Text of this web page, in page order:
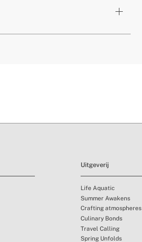
Uitgeverij
Life Aquatic
Summer Awakens
Crafting atmospheres
Culinary Bonds
Travel Calling
Spring Unfolds